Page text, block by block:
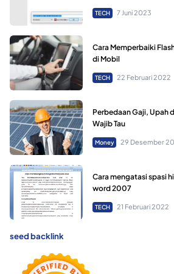
TECH 7 Juni 2023
Cara Memperbaiki
di Mobil
TECH 22 Februari 2022
Perbedaan Gaji, Upah
Wajib Tau
Money 29 Desember
Cara mengatasi spasi
word 2007
TECH 21 Februari 2022
seed backlink